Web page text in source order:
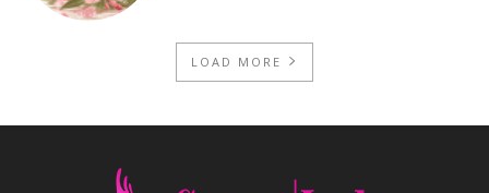
LOAD MORE